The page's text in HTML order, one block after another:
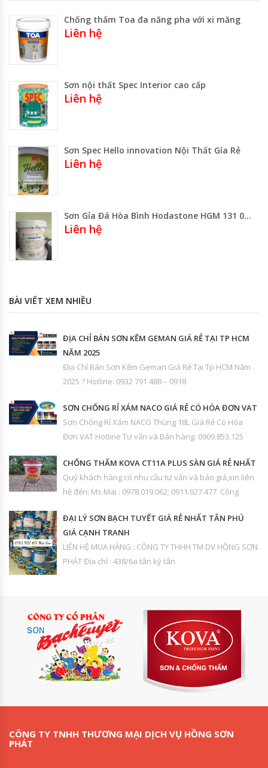
Chống thấm Toa đa năng pha với xi măng
Liên hệ
Sơn nội thất Spec Interior cao cấp
Liên hệ
Sơn Spec Hello innovation Nội Thất Gía Rẻ
Liên hệ
Sơn Gỉa Đá Hòa Bình Hodastone HGM 131 022
Liên hệ
BÀI VIẾT XEM NHIỀU
ĐỊA CHỈ BÁN SƠN KẼM GEMAN GIÁ RẺ TẠI TP HCM
NĂM 2025
Địa Chỉ Bán Sơn Kẽm Geman Giá Rẻ Tại Tp HCM Năm
2025 ? Hotline: 0932 791 488 – 0918
SƠN CHỐNG RỈ XÁM NACO GIÁ RẺ CÓ HÓA ĐƠN VAT
Sơn Chống Rỉ Xám NACO Thùng 18L Giá Rẻ Có Hóa
Đơn VAT Hotline Tư vấn và Bán hàng: 0909.853.125
CHỐNG THẤM KOVA CT11A PLUS SÀN GIÁ RẺ NHẤT
Quý khách hàng có nhu cầu tư vấn và báo giá,xin liên
hệ đến: Ms Mai : 0978.019.062; 0911.927.477 Công
ĐẠI LÝ SƠN BẠCH TUYẾT GIÁ RẺ NHẤT TÂN PHÚ
GIÁ CẠNH TRANH
LIÊN HỆ MUA HÀNG : CÔNG TY THHH TM DV HỒNG SƠN
PHÁT Địa chỉ : 438/6a tân kỳ tân
CÔNG TY TNHH THƯƠNG MẠI DỊCH VỤ HỒNG SƠN
PHÁT